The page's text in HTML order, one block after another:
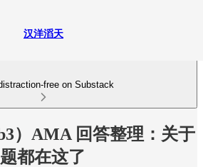
汉洋滔天
free on Substack
）AMA 回答整理：关于
都在这了